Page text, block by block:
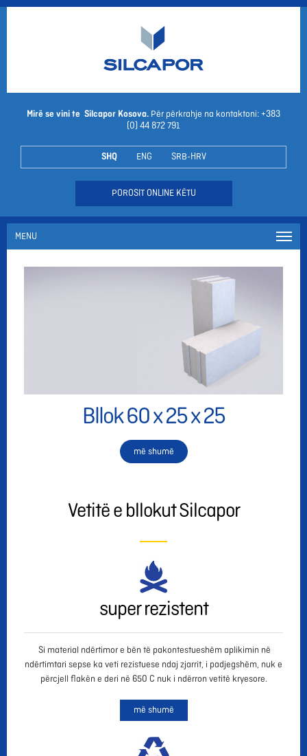
Mirë se vini te Silcapor Kosova. Për përkrahje na kontaktoni: +383
(0) 44 872 791
SHQ ENG SRB-HRV
POROSIT ONLINE KËTU
MENU
Bllok 60 x 25 x 25
më shumë
Vetitë e bllokut Silcapor
super rezistent
Si material ndërtimor e bën të pakontestueshëm aplikimin në
ndërtimtari sepse ka veti rezistuese ndaj zjarrit, i padjegshëm, nuk e
përcjell flakën e deri në 650 C nuk i ndërron vetitë kryesore.
më shumë